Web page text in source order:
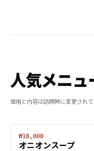
人気メニュ
価格と内容は訪問時に変更されて
₩18,000
オニオンスープ